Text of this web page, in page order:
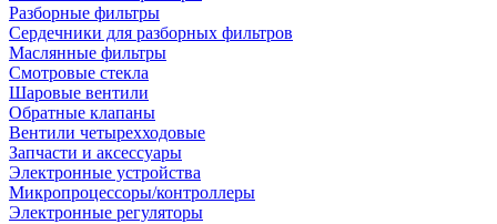
Разборные фильтры
Сердечники для разборных фильтров
Маслянные фильтры
Смотровые стекла
Шаровые вентили
Обратные клапаны
Вентили четырехходовые
Запчасти и аксессуары
Электронные устройства
Микропроцессоры/контроллеры
Электронные регуляторы